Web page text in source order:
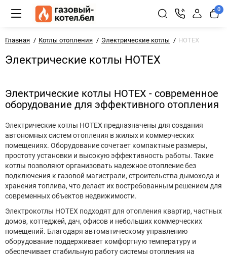
0
Главная Котлы отопления Электрические котлы HOTEX
Электрические котлы HOTEX
Электрические котлы HOTEX - современное
оборудование для эффективного отопления
Электрические котлы HOTEX предназначены для создания
автономных систем отопления в жилых и коммерческих
помещениях. Оборудование сочетает компактные размеры,
простоту установки и высокую эффективность работы. Такие
котлы позволяют организовать надежное отопление без
подключения к газовой магистрали, строительства дымохода и
хранения топлива, что делает их востребованным решением для
современных объектов недвижимости.
Электрокотлы HOTEX подходят для отопления квартир, частных
домов, коттеджей, дач, офисов и небольших коммерческих
помещений. Благодаря автоматическому управлению
оборудование поддерживает комфортную температуру и
обеспечивает стабильную работу системы отопления на